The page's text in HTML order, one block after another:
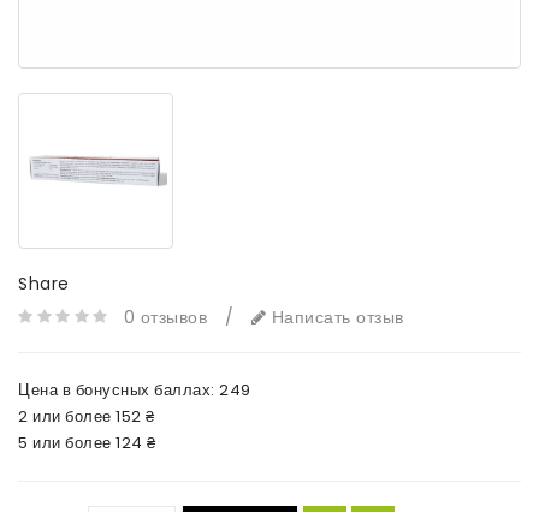
Share
0 отзывов
/ Написать отзыв
Цена в бонусных баллах: 249
2 или более 152 ₴
5 или более 124 ₴